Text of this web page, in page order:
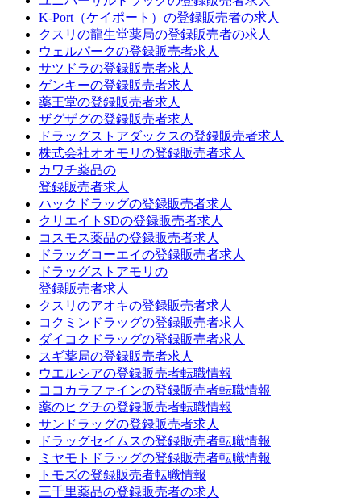
K-Port（ケイポート）の登録販売者の求人
クスリの龍生堂薬局の登録販売者の求人
ウェルパークの登録販売者求人
サツドラの登録販売者求人
ゲンキーの登録販売者求人
薬王堂の登録販売者求人
ザグザグの登録販売者求人
ドラッグストアダックスの登録販売者求人
株式会社オオモリの登録販売者求人
カワチ薬品の
登録販売者求人
ハックドラッグの登録販売者求人
クリエイトSDの登録販売者求人
コスモス薬品の登録販売者求人
ドラッグコーエイの登録販売者求人
ドラッグストアモリの
登録販売者求人
クスリのアオキの登録販売者求人
コクミンドラッグの登録販売者求人
ダイコクドラッグの登録販売者求人
スギ薬局の登録販売者求人
ウエルシアの登録販売者転職情報
ココカラファインの登録販売者転職情報
薬のヒグチの登録販売者転職情報
サンドラッグの登録販売者求人
ドラッグセイムスの登録販売者転職情報
ミヤモトドラッグの登録販売者転職情報
トモズの登録販売者転職情報
三千里薬品の登録販売者の求人